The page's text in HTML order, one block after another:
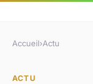
Accueil›Actu
ACTU